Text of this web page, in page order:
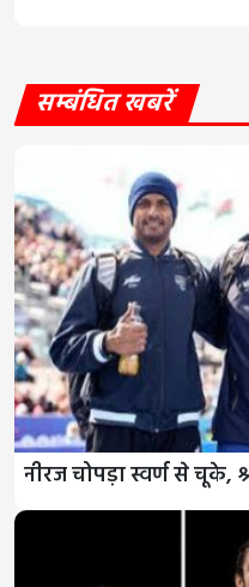
सम्बंधित खबरें
नीरज चोपड़ा स्वर्ण से